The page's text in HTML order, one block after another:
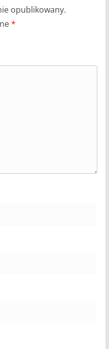
opublikowany.
*